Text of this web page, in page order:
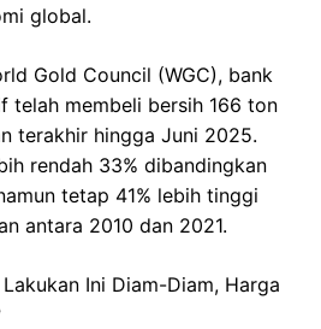
global.
Gold Council (WGC), bank
telah membeli bersih 166 ton
terakhir hingga Juni 2025.
rendah 33% dibandingkan
tetap 41% lebih tinggi
antara 2010 dan 2021.